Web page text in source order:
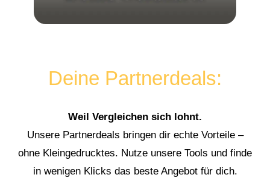
Deine Partnerdeals:
Weil Vergleichen sich lohnt.
Unsere Partnerdeals bringen dir echte Vorteile –
ohne Kleingedrucktes. Nutze unsere Tools und finde
in wenigen Klicks das beste Angebot für dich.